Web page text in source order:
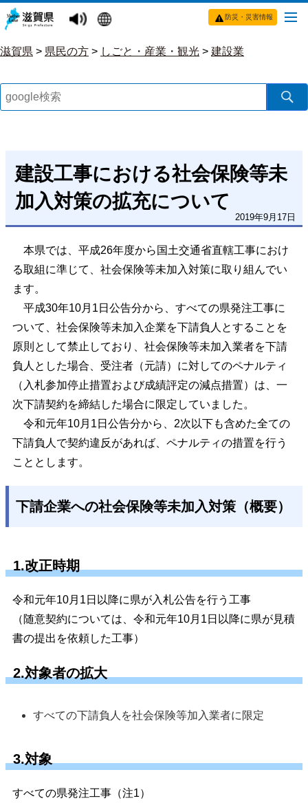
防災・災害情報
滋賀県 > 県民の方 > しごと・産業・観光 > 建設業
建設工事における社会保険等未
加入対策の拡充について
2019年9月17日
本県では、平成26年度から国土交通省直轄工事におけ
る取組に準じて、社会保険等未加入対策に取り組んでい
ます。
平成30年10月1日公告分から、すべての県発注工事に
ついて、社会保険等未加入企業を下請負人とすることを
原則として禁止しており、社会保険等未加入業者を下請
負人とした場合、受注者（元請）に対してのペナルティ
（入札参加停止措置および成績評定の減点措置）は、一
次下請契約を締結した場合に限定していました。
令和元年10月1日公告分から、2次以下も含めた全ての
下請負人で契約違反があれば、ペナルティの措置を行う
こととします。
下請企業への社会保険等未加入対策（概要）
1.改正時期
令和元年10月1日以降に県が入札公告を行う工事
（随意契約については、令和元年10月1日以降に県が見積
書の提出を依頼した工事）
2.対象者の拡大
すべての下請負人を社会保険等加入業者に限定
3.対象
すべての県発注工事（注1）